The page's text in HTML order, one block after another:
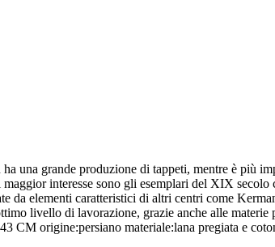
una grande produzione di tappeti, mentre è più
interesse sono gli esemplari del XIX
da elementi caratteristici di altri centri come
livello di lavorazione, grazie anche alle materie
CM origine:persiano materiale:lana pregiata e